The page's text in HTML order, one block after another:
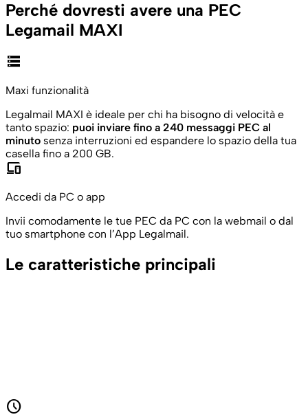
Perché dovresti avere una PEC
Legamail MAXI
storage
Maxi funzionalità
Legalmail MAXI è ideale per chi ha bisogno di velocità e
tanto spazio: puoi inviare fino a 240 messaggi PEC al
minuto senza interruzioni ed espandere lo spazio della tua
casella fino a 200 GB.
devices
Accedi da PC o app
Invii comodamente le tue PEC da PC con la webmail o dal
tuo smartphone con l’App Legalmail.
Le caratteristiche principali
schedule